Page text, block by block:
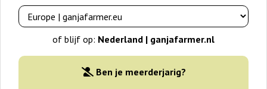
of blijf op: Nederland | ganjafarmer.nl
Ben je meerderjarig?
+gratisie